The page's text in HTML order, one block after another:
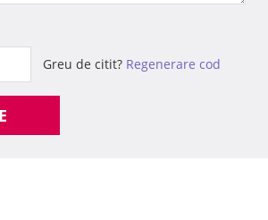
Greu de citit? Regenerare cod